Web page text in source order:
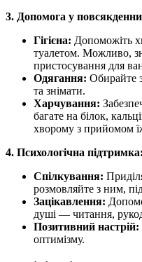
3. Допомога у
Гігієна: Допоможіть
туалетом. Можливо,
пристосування для
Одягання: Обирайте
та знімати.
Харчування:
багате на білок,
хворому з прийомом
4. Психологічна підтримка:
Спілкування:
розмовляйте з ним,
Зацікавлення:
душі — читання,
Позитивний настрій:
оптимізму.